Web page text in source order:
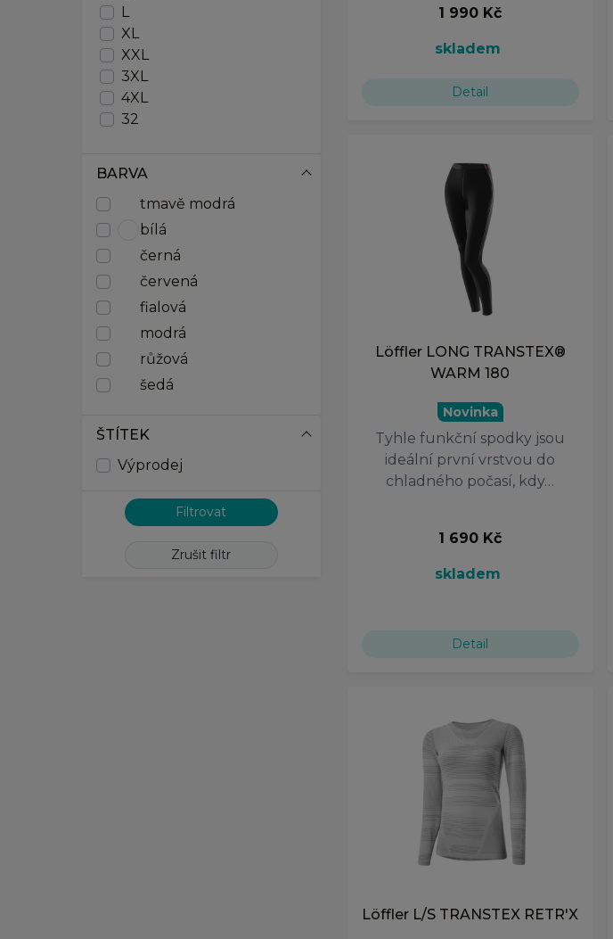
L
XL
XXL
3XL
4XL
32
38
BARVA
tmavě modrá
bílá
černá
červená
fialová
modrá
růžová
šedá
ŠTÍTEK
Výprodej
Zrušit filtr
1 990 Kč
skladem
Detail
Löffler LONG TRANSTEX®
WARM 180
Novinka
Tyhle funkční spodky jsou
ideální první vrstvou do
chladného počasí, kdy…
1 690 Kč
skladem
Detail
Löffler L/S TRANSTEX RETR'X